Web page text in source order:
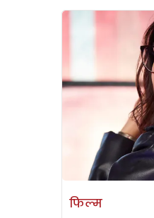
फिल्म